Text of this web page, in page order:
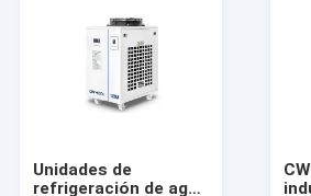
Unidades de
refrigeración de agua